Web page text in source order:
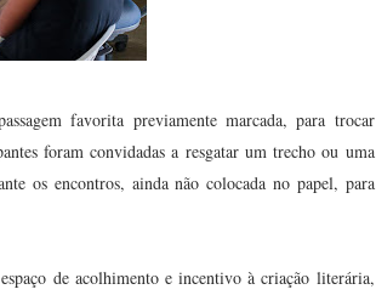
favorita previamente marcada, para trocar
foram convidadas a resgatar um trecho ou uma
os encontros, ainda não colocada no papel, para
de acolhimento e incentivo à criação literária,